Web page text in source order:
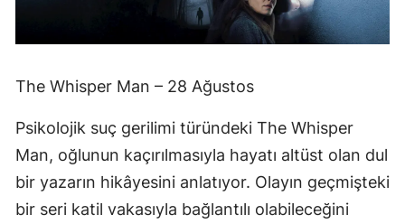
The Whisper Man – 28 Ağustos
Psikolojik suç gerilimi türündeki The Whisper
Man, oğlunun kaçırılmasıyla hayatı altüst olan dul
bir yazarın hikâyesini anlatıyor. Olayın geçmişteki
bir seri katil vakasıyla bağlantılı olabileceğini